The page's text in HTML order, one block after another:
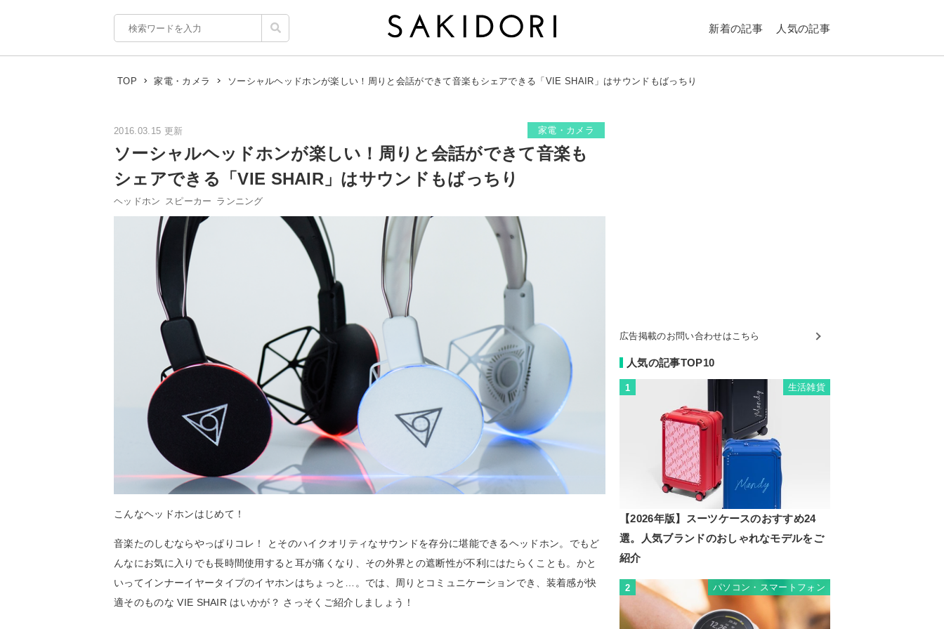
新着の記事 人気の記事
TOP 家電・カメラ ソーシャルヘッドホンが楽しい！周りと会話ができて音楽もシェアできる「VIE SHAIR」はサウンドもばっちり
2016.03.15 更新 家電・カメラ
ソーシャルヘッドホンが楽しい！周りと会話ができて音楽も
シェアできる「VIE SHAIR」はサウンドもばっちり
ヘッドホン スピーカー ランニング
こんなヘッドホンはじめて！
音楽たのしむならやっぱりコレ！ とそのハイクオリティなサウンドを存分に堪能できるヘッドホン。でもど
んなにお気に入りでも長時間使用すると耳が痛くなり、その外界との遮断性が不利にはたらくことも。かと
いってインナーイヤータイプのイヤホンはちょっと…。では、周りとコミュニケーションでき、装着感が快
適そのものな VIE SHAIR はいかが？ さっそくご紹介しましょう！
広告掲載のお問い合わせはこちら
人気の記事TOP10
1 生活雑貨
【2026年版】スーツケースのおすすめ24
選。人気ブランドのおしゃれなモデルをご
紹介
2 パソコン・スマートフォン